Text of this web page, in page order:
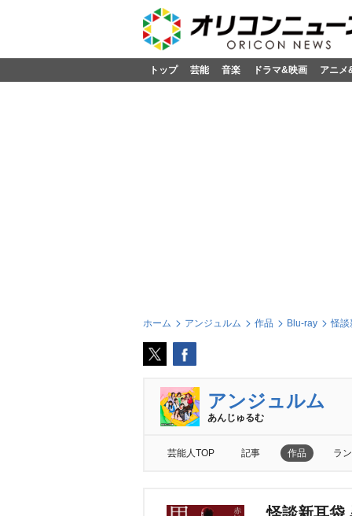
トップ 芸能 音楽 ドラマ&映画 アニメ
ホーム アンジュルム 作品 Blu-ray 怪談
アンジュルム
あんじゅるむ
芸能人TOP 記事 作品 ラ